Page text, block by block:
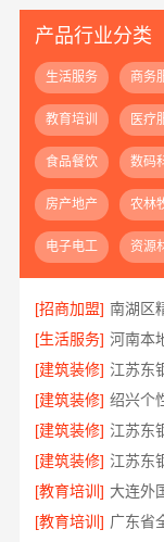
产品行业分类
生活服务 商务
教育培训 医疗
食品餐饮 数码
房产地产 农林
电子电工 资源
[招商加盟]
[生活服务]
[建筑装修]
[建筑装修]
[建筑装修]
[建筑装修]
[教育培训]
[教育培训]